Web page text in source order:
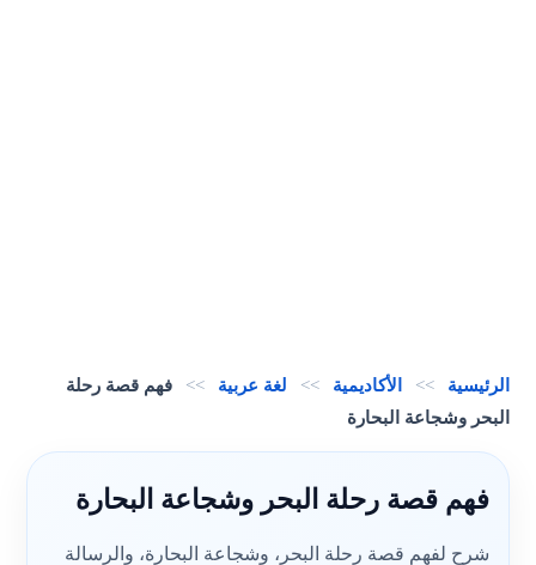
الرئيسية >> الأكاديمية >> لغة عربية >>
فهم قصة رحلة
البحر وشجاعة البحارة
فهم قصة رحلة البحر وشجاعة البحارة
شرح لفهم قصة رحلة البحر، وشجاعة البحارة، والرسالة